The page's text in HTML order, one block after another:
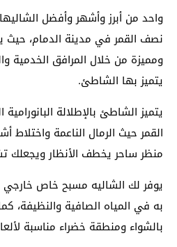
واحد من أبرز وأشهر وأفضل
نصف القمر في مدينة الدمام، حيث
ومميزة من خلال المرافق الخدمية
يتميز بها الشاطئ.
يتميز الشاطئ بالإطلالة
القمر حيث الرمال الناعمة
منظر ساحر يخطف الأنظار ويجعلك
يوفر لك الشاليه مسبح خاص
به في المياه الصافية والنظيفة،
بالشواء ومنطقة خضراء مناسبة